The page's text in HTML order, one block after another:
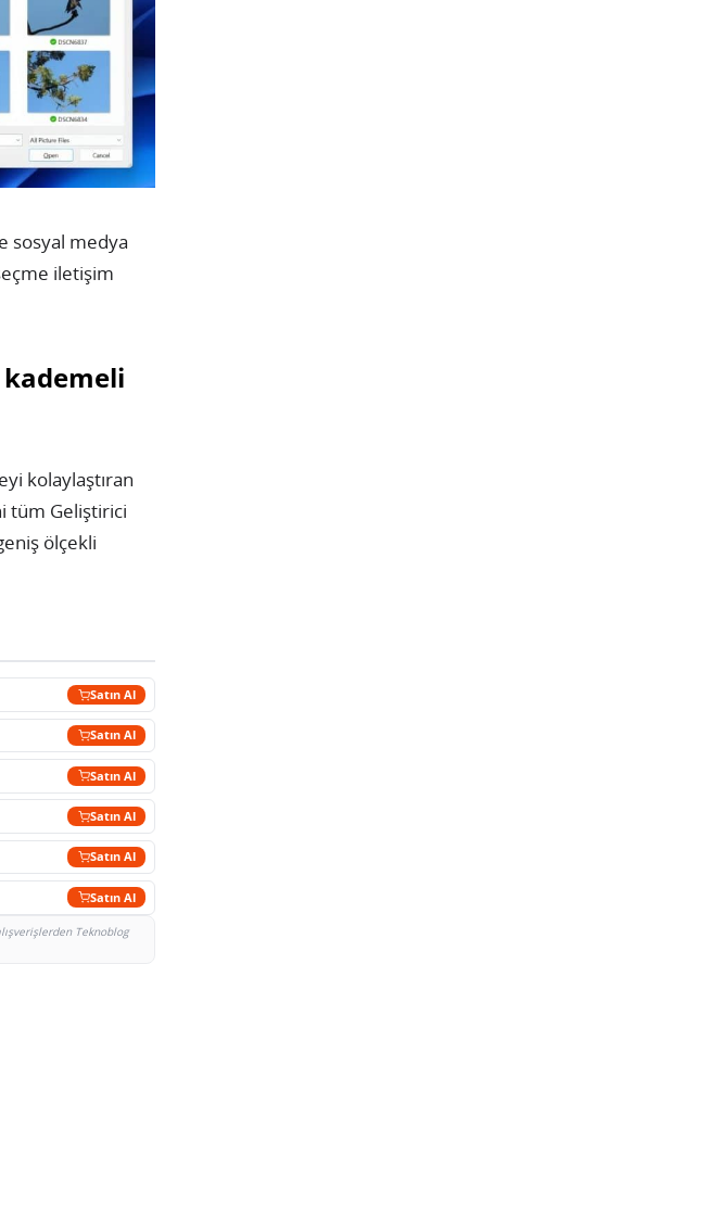
sosyal medya
iletişim
kademeli
kolaylaştıran
tüm Geliştirici
ölçekli
Satın Al
Satın Al
Satın Al
Satın Al
Satın Al
Satın Al
Teknoblog